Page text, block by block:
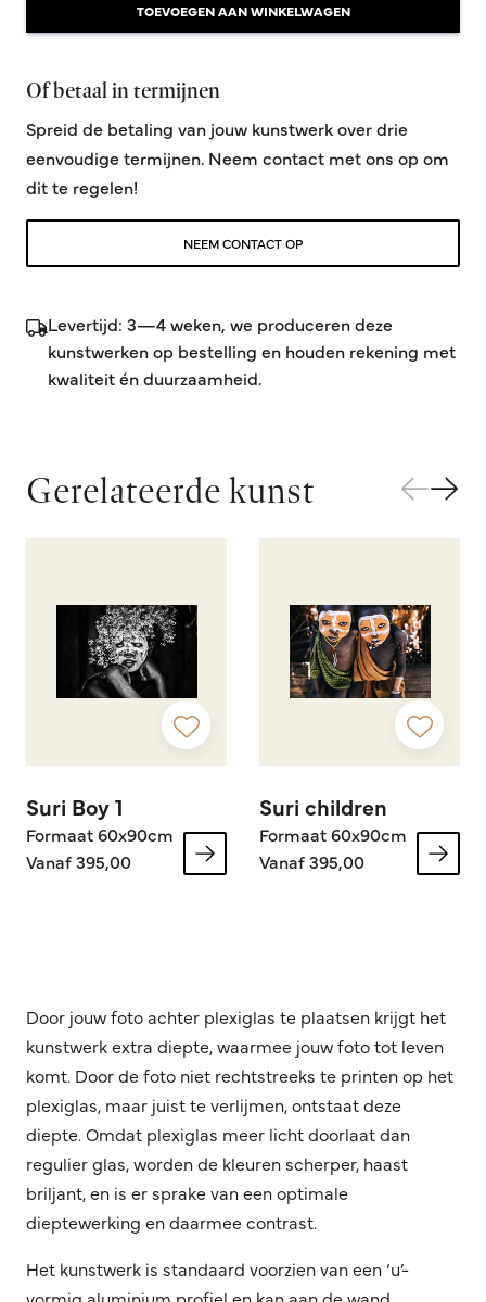
TOEVOEGEN AAN WINKELWAGEN
Of betaal in termijnen
Spreid de betaling van jouw kunstwerk over drie
eenvoudige termijnen. Neem contact met ons op om
dit te regelen!
NEEM CONTACT OP
Levertijd: 3—4 weken, we produceren deze
kunstwerken op bestelling en houden rekening met
kwaliteit én duurzaamheid.
Gerelateerde kunst
Suri Boy 1
Formaat 60x90cm
Vanaf 395,00
Suri children
Formaat 60x90cm
Vanaf 395,00
Door jouw foto achter plexiglas te plaatsen krijgt het
kunstwerk extra diepte, waarmee jouw foto tot leven
komt. Door de foto niet rechtstreeks te printen op het
plexiglas, maar juist te verlijmen, ontstaat deze
diepte. Omdat plexiglas meer licht doorlaat dan
regulier glas, worden de kleuren scherper, haast
briljant, en is er sprake van een optimale
dieptewerking en daarmee contrast.
Het kunstwerk is standaard voorzien van een ‘u’-